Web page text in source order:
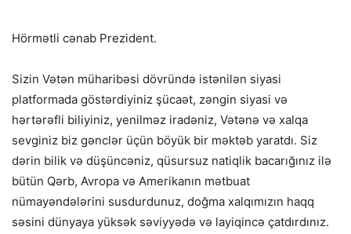
Hörmətli cənab Prezident.
Sizin Vətən müharibəsi dövründə istənilən siyasi
platformada göstərdiyiniz şücaət, zəngin siyasi və
hərtərəfli biliyiniz, yenilməz iradəniz, Vətənə və xalqa
sevginiz biz gənclər üçün böyük bir məktəb yaratdı. Siz
dərin bilik və düşüncəniz, qüsursuz natiqlik bacarığınız ilə
bütün Qərb, Avropa və Amerikanın mətbuat
nümayəndələrini susdurdunuz, doğma xalqımızın haqq
səsini dünyaya yüksək səviyyədə və layiqincə çatdırdınız.